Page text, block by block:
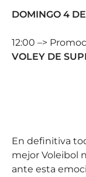
DOMINGO 4
12:00 –>
VOLEY DE
En definitiva
mejor Voleibol
ante esta